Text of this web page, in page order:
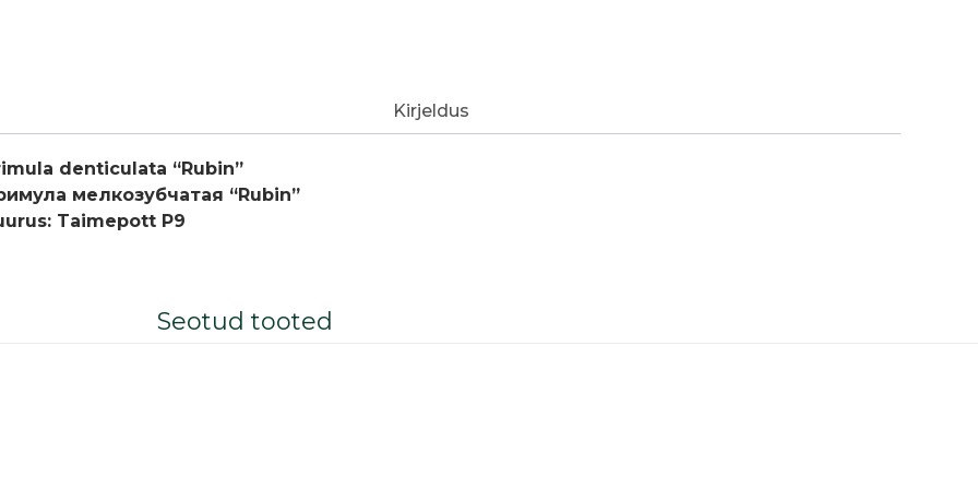
Kirjeldus
denticulata “Rubin”
мелкозубчатая “Rubin”
Taimepott P9
Seotud tooted